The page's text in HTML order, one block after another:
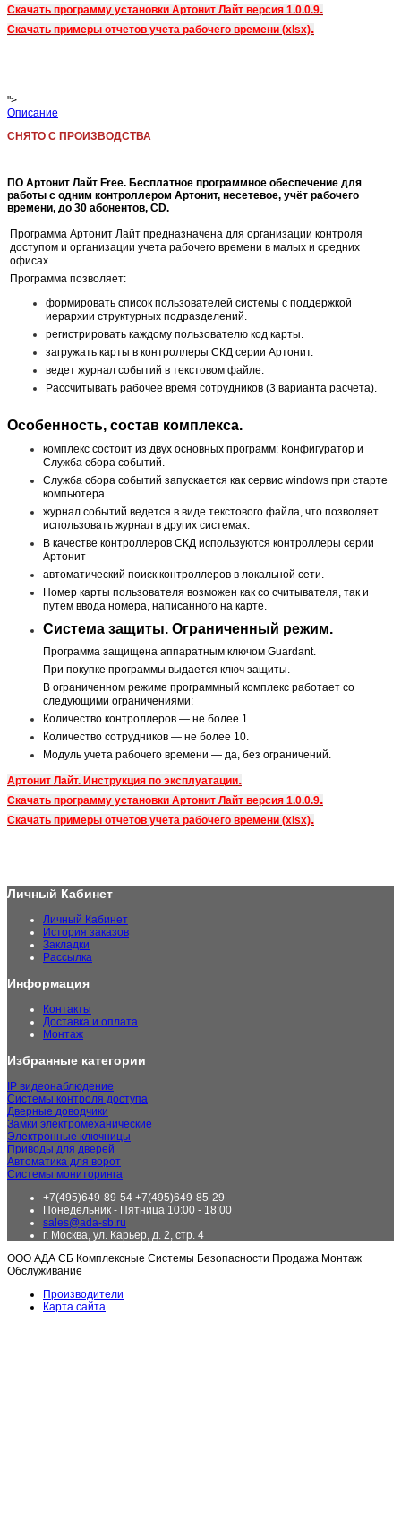
Скачать программу установки Артонит Лайт версия 1.0.0.9.
Скачать примеры отчетов учета рабочего времени (xlsx).
">
Описание
СНЯТО С ПРОИЗВОДСТВА
ПО Артонит Лайт Free. Бесплатное программное обеспечение для
работы с одним контроллером Артонит, несетевое, учёт рабочего
времени, до 30 абонентов, CD.
Программа Артонит Лайт предназначена для организации контроля
доступом и организации учета рабочего времени в малых и средних
офисах.
Программа позволяет:
формировать список пользователей системы с поддержкой
иерархии структурных подразделений.
регистрировать каждому пользователю код карты.
загружать карты в контроллеры СКД серии Артонит.
ведет журнал событий в текстовом файле.
Рассчитывать рабочее время сотрудников (3 варианта расчета).
Особенность, состав комплекса.
комплекс состоит из двух основных программ: Конфигуратор и
Служба сбора событий.
Служба сбора событий запускается как сервис windows при старте
компьютера.
журнал событий ведется в виде текстового файла, что позволяет
использовать журнал в других системах.
В качестве контроллеров СКД используются контроллеры серии
Артонит
автоматический поиск контроллеров в локальной сети.
Номер карты пользователя возможен как со считывателя, так и
путем ввода номера, написанного на карте.
Система защиты. Ограниченный режим.
Программа защищена аппаратным ключом Guardant.
При покупке программы выдается ключ защиты.
В ограниченном режиме программный комплекс работает со
следующими ограничениями:
Количество контроллеров — не более 1.
Количество сотрудников — не более 10.
Модуль учета рабочего времени — да, без ограничений.
Артонит Лайт. Инструкция по эксплуатации.
Скачать программу установки Артонит Лайт версия 1.0.0.9.
Скачать примеры отчетов учета рабочего времени (xlsx).
Личный Кабинет
Личный Кабинет
История заказов
Закладки
Рассылка
Информация
Контакты
Доставка и оплата
Монтаж
Избранные категории
IP видеонаблюдение
Системы контроля доступа
Дверные доводчики
Замки электромеханические
Электронные ключницы
Приводы для дверей
Автоматика для ворот
Системы мониторинга
+7(495)649-89-54 +7(495)649-85-29
Понедельник - Пятница 10:00 - 18:00
sales@ada-sb.ru
г. Москва, ул. Карьер, д. 2, стр. 4
ООО АДА СБ Комплексные Системы Безопасности Продажа Монтаж
Обслуживание
Производители
Карта сайта